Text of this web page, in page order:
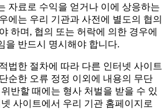
자료로 수익을 얻거나 이에 상응하는
에는 우리 기관과 사전에 별도의 협의
하며, 협의 또는 허락에 의한 경우에
을 반드시 명시해야 합니다.
법한 절차에 따라 다른 인터넷 사이트
순한 오류 정정 이외에 내용의 무단
반할 때에는 형사 처벌을 받을 수 있
사이트에서 우리 기관 홈페이지로